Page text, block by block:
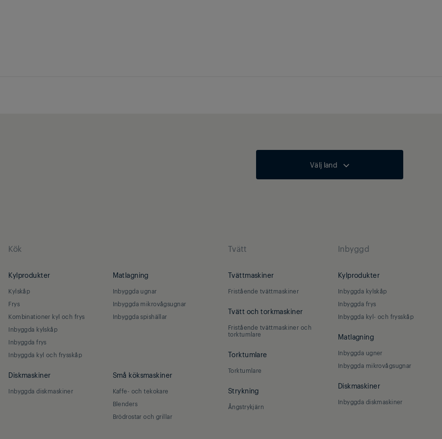
Välj land
Kök
Kylprodukter
Kylskåp
Frys
Kombinationer kyl och frys
Inbyggda kylskåp
Inbyggda frys
Inbyggda kyl och frysskåp
Matlagning
Inbyggda ugnar
Inbyggda mikrovågsugnar
Inbyggda spishällar
Diskmaskiner
Inbyggda diskmaskiner
Små köksmaskiner
Kaffe- och tekokare
Blenders
Brödrostar och grillar
Tvätt
Tvättmaskiner
Fristående tvättmaskiner
Tvätt och torkmaskiner
Fristående tvättmaskiner och
torktumlare
Torktumlare
Torktumlare
Strykning
Ångstrykjärn
Inbyggd
Kylprodukter
Inbyggda kylskåp
Inbyggda frys
Inbyggda kyl- och frysskåp
Matlagning
Inbyggda ugner
Inbyggda mikrovågsugnar
Diskmaskiner
Inbyggda diskmaskiner